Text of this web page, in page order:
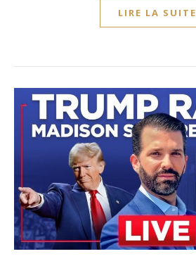
LIRE LA SUITE